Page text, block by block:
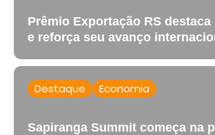
Prêmio Exportação RS destaca
e reforça seu avanço
Destaque Economia
Sapiranga Summit começa na